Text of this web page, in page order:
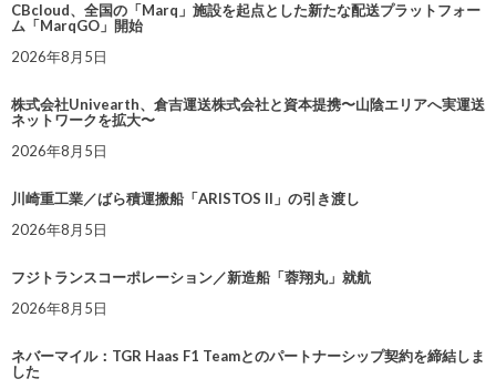
CBcloud、全国の「Marq」施設を起点とした新たな配送プラットフォー
ム「MarqGO」開始
2026年8月5日
株式会社Univearth、倉吉運送株式会社と資本提携〜山陰エリアへ実運送
ネットワークを拡大〜
2026年8月5日
川崎重工業／ばら積運搬船「ARISTOS II」の引き渡し
2026年8月5日
フジトランスコーポレーション／新造船「蓉翔丸」就航
2026年8月5日
ネバーマイル：TGR Haas F1 Teamとのパートナーシップ契約を締結しま
した